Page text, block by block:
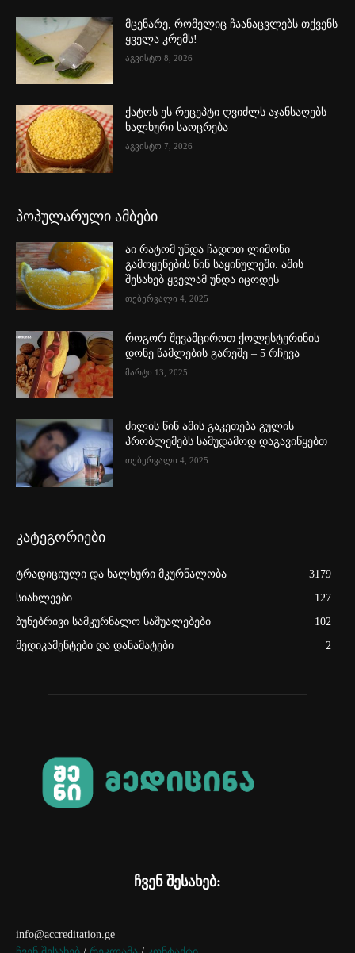
მცენარე, რომელიც ჩაანაცვლებს თქვენს
ყველა კრემს!
აგვისტო 8, 2026
ქატოს ეს რეცეპტი ღვიძლს აჯანსაღებს –
ხალხური საოცრება
აგვისტო 7, 2026
პოპულარული ამბები
აი რატომ უნდა ჩადოთ ლიმონი
გამოყენების წინ საყინულეში. ამის
შესახებ ყველამ უნდა იცოდეს
თებერვალი 4, 2025
როგორ შევამციროთ ქოლესტერინის
დონე წამლების გარეშე – 5 რჩევა
მარტი 13, 2025
ძილის წინ ამის გაკეთება გულის
პრობლემებს სამუდამოდ დაგავიწყებთ
თებერვალი 4, 2025
კატეგორიები
ტრადიციული და ხალხური მკურნალობა
3179
სიახლეები
127
ბუნებრივი სამკურნალო საშუალებები
102
მედიკამენტები და დანამატები
2
ჩვენ შესახებ:
info@accreditation.ge